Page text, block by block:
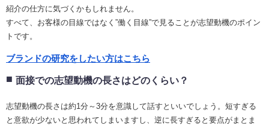
紹介の仕方に気づくかもしれません。
すべて、お客様の目線ではなく”働く目線”で見ることが志望動機のポイン
トです。
ブランドの研究をしたい方はこちら
面接での志望動機の長さはどのくらい？
志望動機の長さは約1分～3分を意識して話すといいでしょう。短すぎる
と意欲が少ないと思われてしまいますし、逆に長すぎると要点がまとま